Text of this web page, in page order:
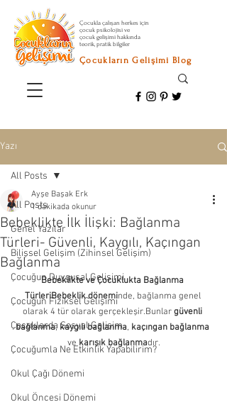
Çocukla çalışan herkes için
çocuk psikolojisi ve
çocuk gelişimi hakkında
teorik, pratik bilgiler
Çocukların Gelişimi Blog
Yazı
All Posts
Genel Yazılar
Bilişsel Gelişim (Zihinsel Gelişim)
Çocuğun Duygusal Gelişimi
Çocuğun Fiziksel Gelişimi
Çocuklarda Sosyal Gelişim
Çocuğumla Ne Etkinlik Yapabilirim?
Okul Çağı Dönemi
Okul Öncesi Dönemi
All Posts
Bebeklikte İlk İlişki: Bağlanma
Türleri- Güvenli, Kaygılı, Kaçıngan
Bağlanma
Ayşe Başak Erk
1 dakikada okunur
Bebeklikte ve Çocuklukta Bağlanma
TürleriBebeklik döneminde, bağlanma genel
olarak 4 tür olarak gerçekleşir.Bunlar güvenli
bağlanma, kaygılı bağlanma, kaçıngan bağlanma
ve karışık bağlanmadır.